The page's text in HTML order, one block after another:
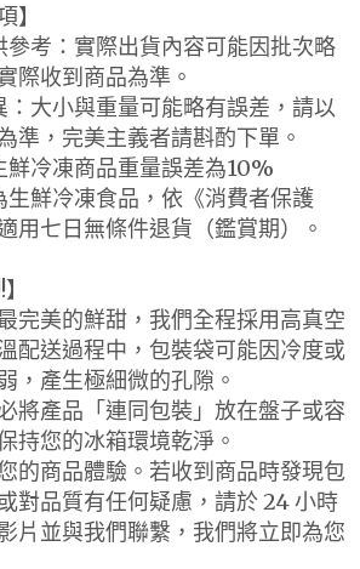
】
參考：實際出貨內容可能因批次略
際收到商品為準。
：大小與重量可能略有誤差，請以
準，完美主義者請斟酌下單。
鮮冷凍商品重量誤差為10%
生鮮冷凍食品，依《消費者保護
用七日無條件退貨（鑑賞期）。
完美的鮮甜，我們全程採用高真空
配送過程中，包裝袋可能因冷度或
，產生極細微的孔隙。
將產品「連同包裝」放在盤子或容
持您的冰箱環境乾淨。
的商品體驗。若收到商品時發現包
對品質有任何疑慮，請於 24 小時
片並與我們聯繫，我們將立即為您